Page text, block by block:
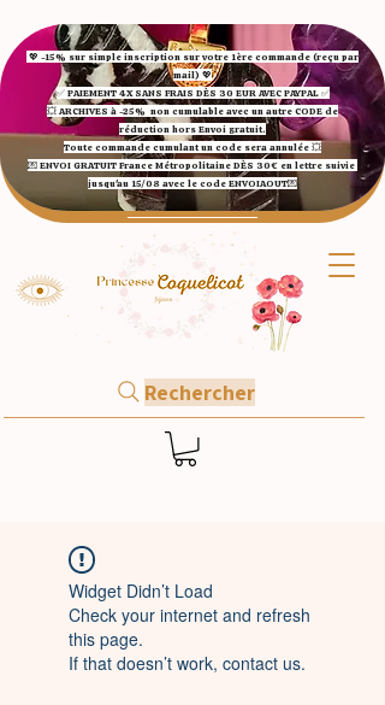
💖 -15% sur simple inscription sur votre 1ère commande (reçu par
mail) 💖
✅ ​PAIEMENT 4X SANS FRAIS DÈS 30 EUR AVEC PAYPAL​ ✅​​​​​​​
💥 ARCHIVES à -25% non cumulable avec un autre CODE de
réduction hors Envoi gratuit.
Toute commande cumulant un code sera annulée 💥
💌 ENVOI GRATUIT France Métropolitaine DÈS 30€ en lettre suivie
jusqu'au 15/08 avec le code ENVOIAOUT💌​
Rechercher
Widget Didn’t Load
Check your internet and refresh
this page.
If that doesn’t work, contact us.